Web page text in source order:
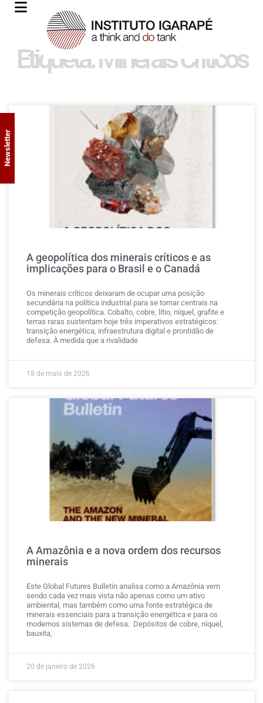
Etiqueta: Minerais Críticos
A geopolítica dos minerais críticos e as
implicações para o Brasil e o Canadá
Os minerais críticos deixaram de ocupar uma posição
secundária na política industrial para se tornar centrais na
competição geopolítica. Cobalto, cobre, lítio, níquel, grafite e
terras raras sustentam hoje três imperativos estratégicos:
transição energética, infraestrutura digital e prontidão de
defesa. À medida que a rivalidade
18 de maio de 2026
A Amazônia e a nova ordem dos recursos
minerais
Este Global Futures Bulletin analisa como a Amazônia vem
sendo cada vez mais vista não apenas como um ativo
ambiental, mas também como uma fonte estratégica de
minerais essenciais para a transição energética e para os
modernos sistemas de defesa. Depósitos de cobre, níquel,
bauxita,
20 de janeiro de 2026
Newsletter